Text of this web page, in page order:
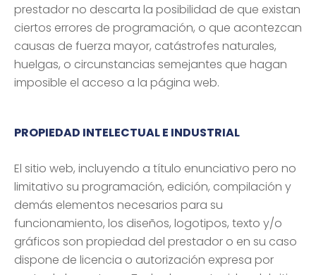
prestador no descarta la posibilidad de que existan
ciertos errores de programación, o que acontezcan
causas de fuerza mayor, catástrofes naturales,
huelgas, o circunstancias semejantes que hagan
imposible el acceso a la página web.
PROPIEDAD INTELECTUAL E INDUSTRIAL
El sitio web, incluyendo a título enunciativo pero no
limitativo su programación, edición, compilación y
demás elementos necesarios para su
funcionamiento, los diseños, logotipos, texto y/o
gráficos son propiedad del prestador o en su caso
dispone de licencia o autorización expresa por